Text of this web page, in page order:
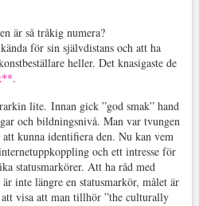
är så tråkig numera?
för sin självdistans och att ha
heller. Det knasigaste de
.
lite. Innan gick ”god smak” hand
och bildningsnivå. Man var tvungen
kunna identifiera den. Nu kan vem
och ett intresse för
statusmarkörer. Att ha råd med
inte längre en statusmarkör, målet är
visa att man tillhör ”the culturally